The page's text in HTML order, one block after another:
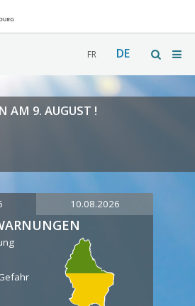
FR DE
AM 9. AUGUST !
10.08.2026